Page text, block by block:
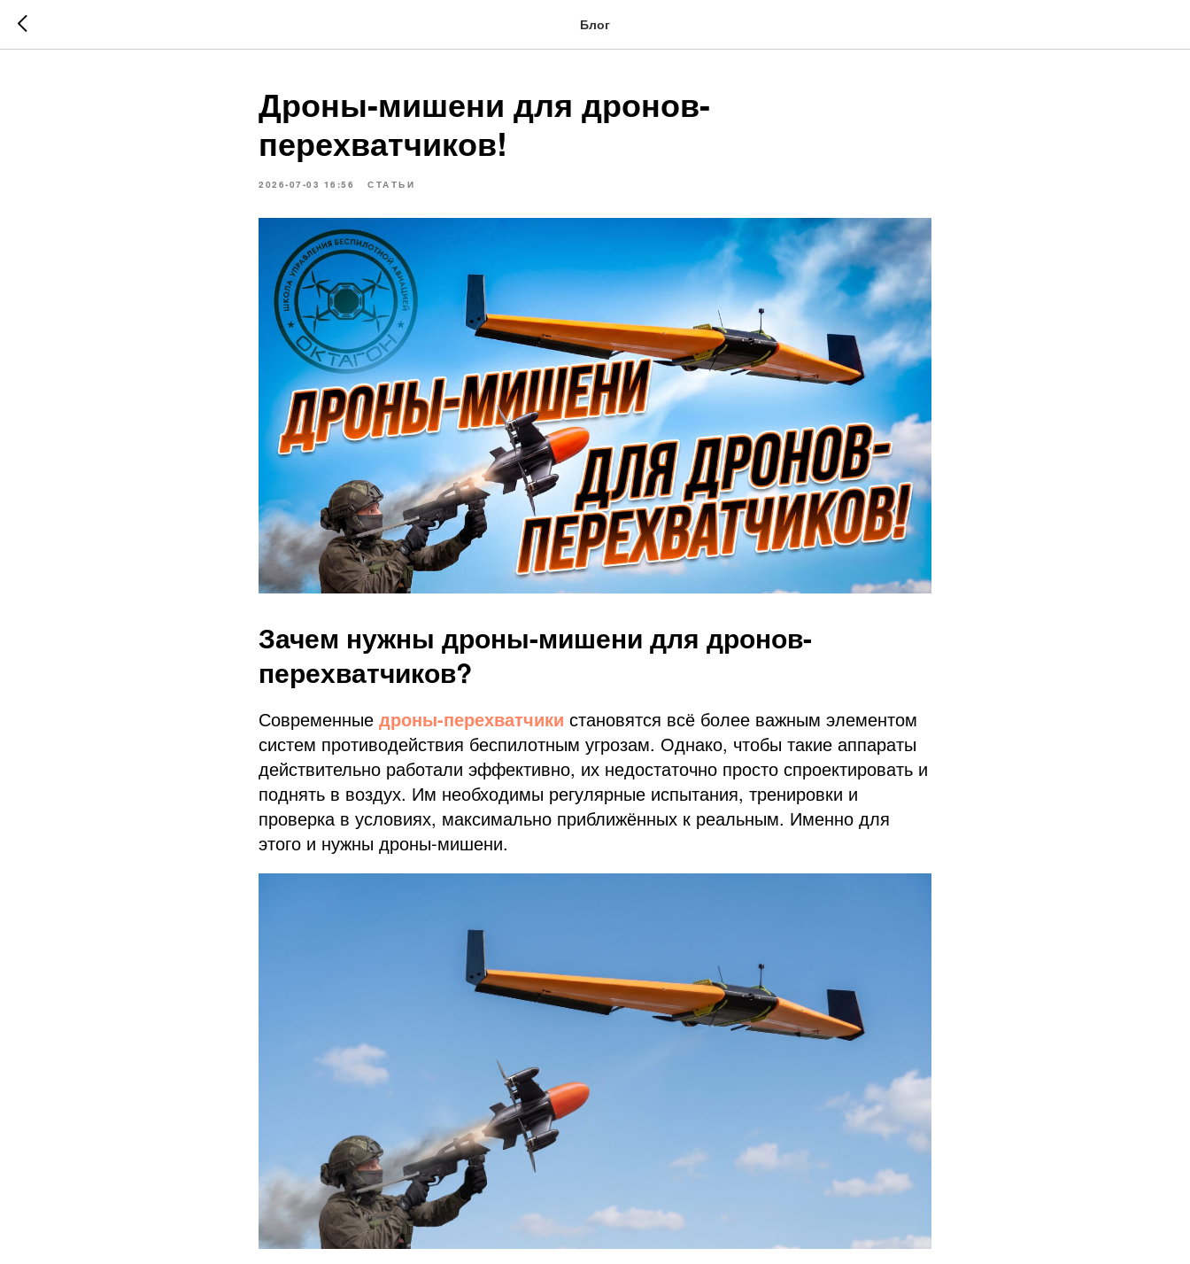
Блог
Дроны-мишени для дронов-
перехватчиков!
2026-07-03 16:56 СТАТЬИ
Зачем нужны дроны-мишени для дронов-
перехватчиков?
Современные дроны-перехватчики становятся всё более важным элементом
систем противодействия беспилотным угрозам. Однако, чтобы такие аппараты
действительно работали эффективно, их недостаточно просто спроектировать и
поднять в воздух. Им необходимы регулярные испытания, тренировки и
проверка в условиях, максимально приближённых к реальным. Именно для
этого и нужны дроны-мишени.